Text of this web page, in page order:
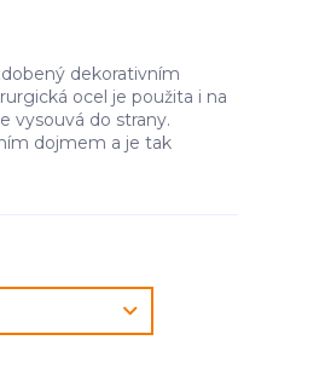
dekorativním
ocel je použita i na
vysouvá do strany.
dojmem a je tak